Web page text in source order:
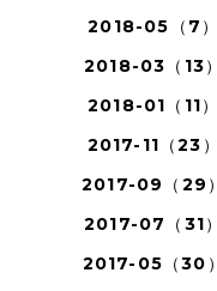
2018-05（7）
2018-03（13）
2018-01（11）
2017-11（23）
2017-09（29）
2017-07（31）
2017-05（30）